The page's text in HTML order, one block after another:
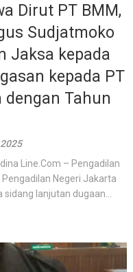
Dirut PT BMM,
Sudjatmoko
Jaksa kepada
kepada PT
dengan Tahun
Line.Com – Pengadilan
Negeri Jakarta
lanjutan dugaan...